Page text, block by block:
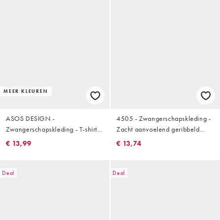
MEER KLEUREN
ASOS DESIGN -
Zwangerschapskleding - T-shirt
met lange mouwen in
€ 13,99
4505 - Zwangerschapskleding -
Zacht aanvoelend geribbeld
hemdje met bh aan de
€ 13,74
Deal Deal